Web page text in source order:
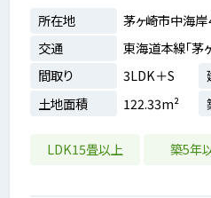
所在地
茅ヶ崎市中海岸
交通
東海道本線「茅
間取り
3LDK＋S
土地面積
122.33m²
LDK15畳以上 築5年